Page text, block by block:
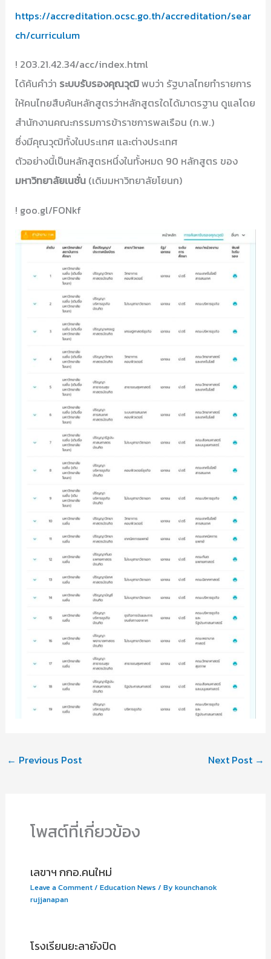
https://accreditation.ocsc.go.th/accreditation/sear
ch/curriculum
! 203.21.42.34/acc/index.html
ได้ค้นคำว่า ระบบรับรองคุณวุฒิพบว่า รัฐบาลไทยทำรายการ
ให้คนไทยสืบค้นหลักสูตรว่าหลักสูตรใดได้มาตรฐาน ดูแลโดย
สำนักงานคณะกรรมการข้าราชการพลเรือน (ก.พ.)
ซึ่งมีคุณวุฒิทั้งในประเทศ และต่างประเทศ
ตัวอย่างนี้เป็นหลักสูตรหนึ่งในทั้งหมด 90 หลักสูตร ของ
มหาวิทยาลัยเนชั่น (เดิมมหาวิทยาลัยโยนก)
! goo.gl/FONkf
← Previous Post Next Post →
โพสต์ที่เกี่ยวข้อง
เลขาฯ กกอ.คนใหม่
Leave a Comment/ Education News / Bykounchanok
rujjanapan
โรงเรียนยะลายังปิด